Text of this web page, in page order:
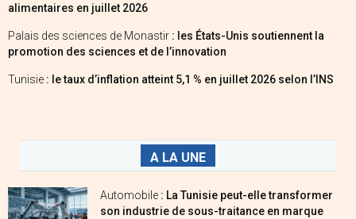
alimentaires en juillet 2026
Palais des sciences de Monastir : les États-Unis soutiennent la
promotion des sciences et de l’innovation
Tunisie : le taux d’inflation atteint 5,1 % en juillet 2026 selon l’INS
A LA UNE
Automobile : La Tunisie peut-elle transformer
son industrie de sous-traitance en marque